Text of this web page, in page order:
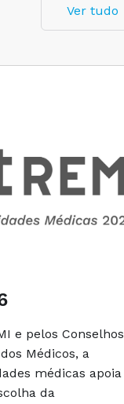
Ver tudo
e pelos Conselhos
Médicos, a
médicas apoia
da